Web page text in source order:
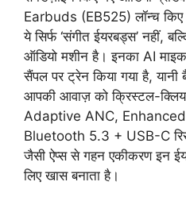
Earbuds (EB525) लॉन्च
ये सिर्फ ‘संगीत ईयरबड्स’ नहीं,
ऑडियो मशीन है। इनका AI
सैंपल पर ट्रेन किया गया है, यानी
आपकी आवाज़ को क्रिस्टल-
Adaptive ANC,
Bluetooth 5.3 + USB-C
जैसी ऐप्स से गहन एकीकरण इन
लिए खास बनाता है।